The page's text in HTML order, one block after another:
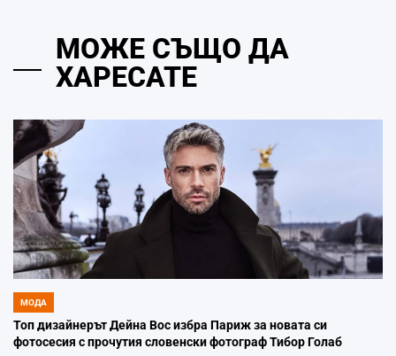
МОЖЕ СЪЩО ДА
ХАРЕСАТЕ
POSTED
IN
МОДА
Топ дизайнерът Дейна Вос избра Париж за новата си
фотосесия с прочутия словенски фотограф Тибор Голаб